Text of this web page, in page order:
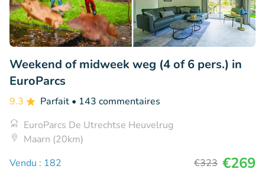
Weekend of midweek weg (4 of 6 pers.) in
EuroParcs
9.3 Parfait • 143 commentaires
EuroParcs De Utrechtse Heuvelrug
Maarn (20km)
Vendu : 182
€323 €269